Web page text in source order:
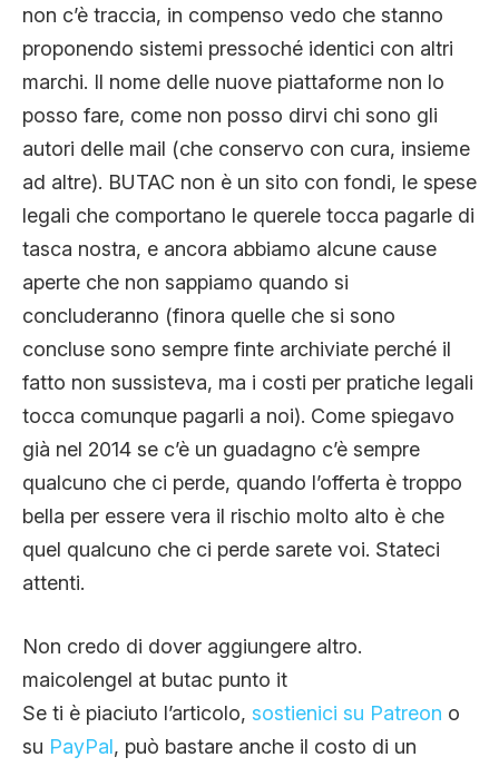
non c’è traccia, in compenso vedo che stanno
proponendo sistemi pressoché identici con altri
marchi. Il nome delle nuove piattaforme non lo
posso fare, come non posso dirvi chi sono gli
autori delle mail (che conservo con cura, insieme
ad altre). BUTAC non è un sito con fondi, le spese
legali che comportano le querele tocca pagarle di
tasca nostra, e ancora abbiamo alcune cause
aperte che non sappiamo quando si
concluderanno (finora quelle che si sono
concluse sono sempre finte archiviate perché il
fatto non sussisteva, ma i costi per pratiche legali
tocca comunque pagarli a noi). Come spiegavo
già nel 2014 se c’è un guadagno c’è sempre
qualcuno che ci perde, quando l’offerta è troppo
bella per essere vera il rischio molto alto è che
quel qualcuno che ci perde sarete voi. Stateci
attenti.
Non credo di dover aggiungere altro.
maicolengel at butac punto it
Se ti è piaciuto l’articolo, sostienici su Patreon o
su PayPal, può bastare anche il costo di un